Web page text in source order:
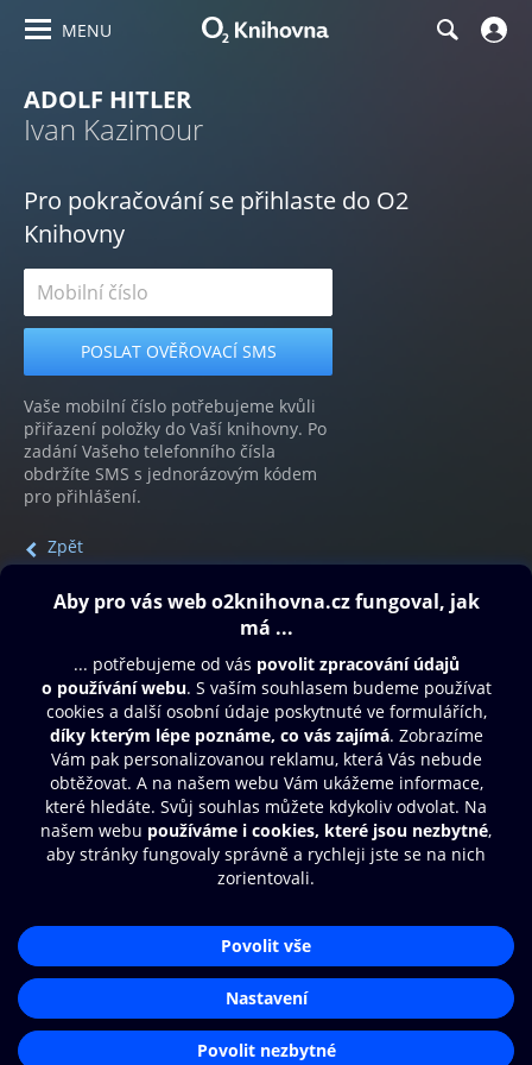
MENU
ADOLF HITLER
Ivan Kazimour
Pro pokračování se přihlaste do O2
Knihovny
Vaše mobilní číslo potřebujeme kvůli
přiřazení položky do Vaší knihovny. Po
zadání Vašeho telefonního čísla
obdržíte SMS s jednorázovým kódem
pro přihlášení.
Zpět
Obsah ke stažení
Moje O2 Knihovna
Další zábava
© O2 Czech Republic a.s.
Přístupnost
Zásady zpracování osobních údajů
Nastavení cookies
Aplikace O2 Knihovna
Čti a poslouchej své e-knihy a
audioknihy rychleji a pohodlněji.